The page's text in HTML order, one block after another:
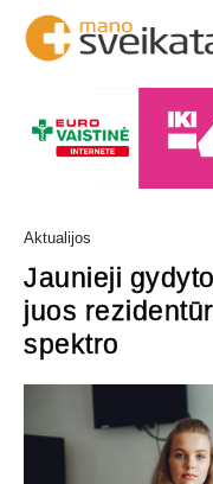
Aktualijos
Jaunieji
juos
spektro